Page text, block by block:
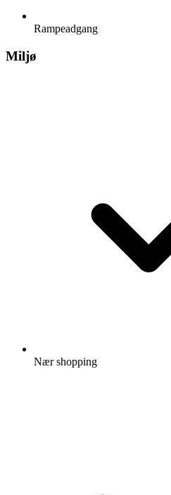
Rampeadgang
Miljø
Nær shopping